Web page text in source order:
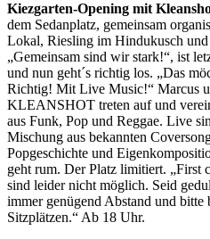
Kiezgarten-Opening mit
dem Sedanplatz, gemeinsam
Lokal, Riesling im Hindukusch
„Gemeinsam sind wir stark!“, ist
und nun geht´s richtig los. „Das
Richtig! Mit Live Music!“ Marcus
KLEANSHOT treten auf und
aus Funk, Pop und Reggae. Live
Mischung aus bekannten
Popgeschichte und
geht rum. Der Platz limitiert. „First
sind leider nicht möglich. Seid
immer genügend Abstand und bitte
Sitzplätzen.“ Ab 18 Uhr.